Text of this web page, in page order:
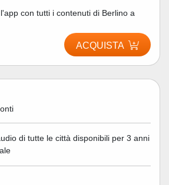
con tutti i contenuti di Berlino a
ACQUISTA
di tutte le città disponibili per 3 anni